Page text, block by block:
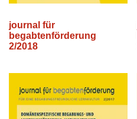
journal für
begabtenförderung
2/2018